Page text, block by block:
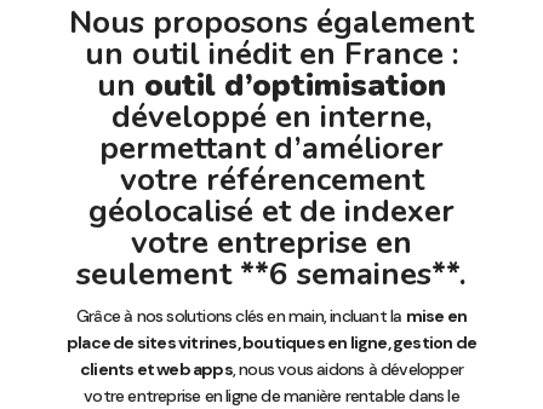
Nous proposons également
un outil inédit en France :
un outil d’optimisation
développé en interne,
permettant d’améliorer
votre référencement
géolocalisé et de indexer
votre entreprise en
seulement **6 semaines**.
Grâce à nos solutions clés en main, incluant la mise en
place de sites vitrines, boutiques en ligne, gestion de
clients et web apps, nous vous aidons à développer
votre entreprise en ligne de manière rentable dans le